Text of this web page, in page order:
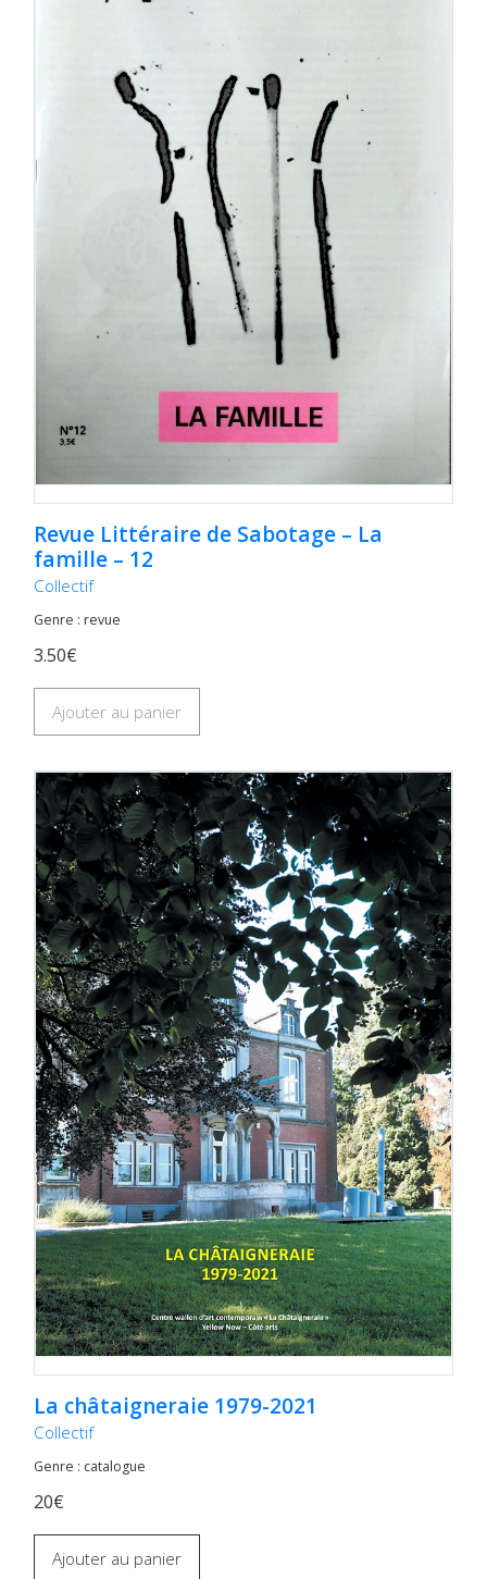
Revue Littéraire de Sabotage – La
famille – 12
Collectif
Genre : revue
3.50€
Ajouter au panier
La châtaigneraie 1979-2021
Collectif
Genre : catalogue
20€
Ajouter au panier